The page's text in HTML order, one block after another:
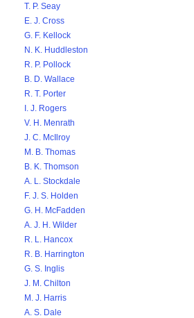
T. P. Seay
E. J. Cross
G. F. Kellock
N. K. Huddleston
R. P. Pollock
B. D. Wallace
R. T. Porter
I. J. Rogers
V. H. Menrath
J. C. McIlroy
M. B. Thomas
B. K. Thomson
A. L. Stockdale
F. J. S. Holden
G. H. McFadden
A. J. H. Wilder
R. L. Hancox
R. B. Harrington
G. S. Inglis
J. M. Chilton
M. J. Harris
A. S. Dale